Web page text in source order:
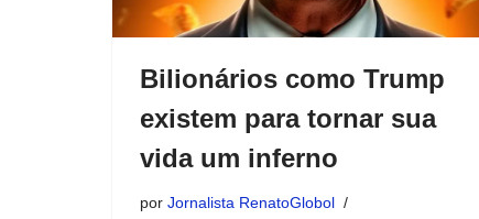
Bilionários como Trump
existem para tornar sua
vida um inferno
por Jornalista RenatoGlobol